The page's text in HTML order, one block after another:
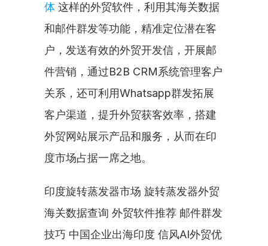
体 这样的外贸软件，利用其海关数据
和邮件群发等功能，精准定位潜在客
户，发送有效的外贸开发信，开展邮
件营销，通过B2B CRM系统管理客户
关系，还可利用Whatsapp群发拓展
客户渠道，提升外贸获客效率，搭建
外贸网站展示产品和服务，从而在印
度市场占据一席之地。
印度旋转蒸发器市场 旋转蒸发器外贸
海关数据查询 外贸软件推荐 邮件群发
技巧 中国企业出海印度 信风AI外贸优